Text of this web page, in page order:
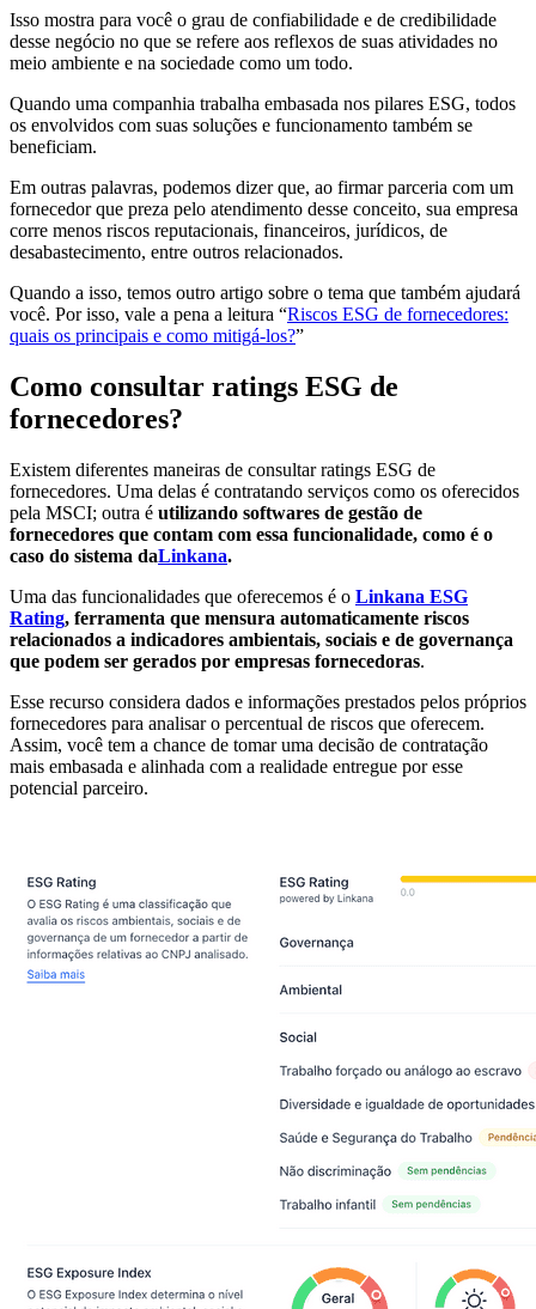
Isso mostra para você o grau de confiabilidade e de credibilidade
desse negócio no que se refere aos reflexos de suas atividades no
meio ambiente e na sociedade como um todo.
Quando uma companhia trabalha embasada nos pilares ESG, todos
os envolvidos com suas soluções e funcionamento também se
beneficiam.
Em outras palavras, podemos dizer que, ao firmar parceria com um
fornecedor que preza pelo atendimento desse conceito, sua empresa
corre menos riscos reputacionais, financeiros, jurídicos, de
desabastecimento, entre outros relacionados.
Quando a isso, temos outro artigo sobre o tema que também ajudará
você. Por isso, vale a pena a leitura “Riscos ESG de fornecedores:
quais os principais e como mitigá-los?”
Como consultar ratings ESG de
fornecedores?
Existem diferentes maneiras de consultar ratings ESG de
fornecedores. Uma delas é contratando serviços como os oferecidos
pela MSCI; outra é utilizando softwares de gestão de
fornecedores que contam com essa funcionalidade, como é o
caso do sistema daLinkana.
Uma das funcionalidades que oferecemos é o Linkana ESG
Rating, ferramenta que mensura automaticamente riscos
relacionados a indicadores ambientais, sociais e de governança
que podem ser gerados por empresas fornecedoras.
Esse recurso considera dados e informações prestados pelos próprios
fornecedores para analisar o percentual de riscos que oferecem.
Assim, você tem a chance de tomar uma decisão de contratação
mais embasada e alinhada com a realidade entregue por esse
potencial parceiro.